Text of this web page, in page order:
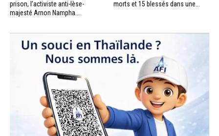
prison, l’activiste anti-lèse-
majesté Arnon Nampha...
morts et 15 blessés dans une...